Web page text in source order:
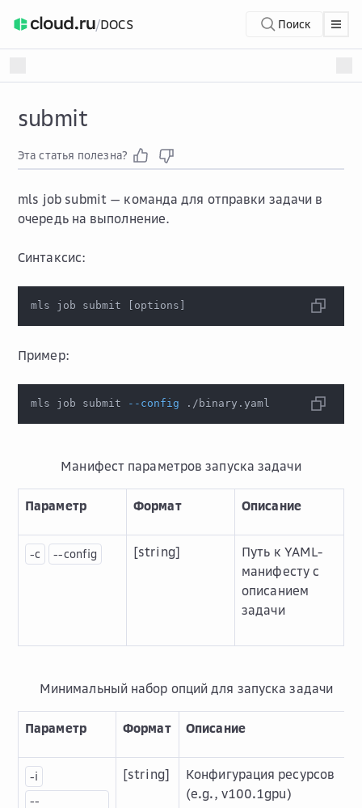
/DOCS Поиск
submit
Эта статья полезна?
mls job submit — команда для отправки задачи в
очередь на выполнение.
Синтаксис:
mls job submit options
Пример:
mls job submit --config ./binary.yaml
Манифест параметров запуска задачи
Параметр Формат Описание
-c --config [string]
Путь к YAML-
манифесту с
описанием
задачи
Минимальный набор опций для запуска задачи
Параметр Формат Описание
-i
--
[string]
Конфигурация ресурсов
(eꓸgꓸ, v100ꓸ1gpu)